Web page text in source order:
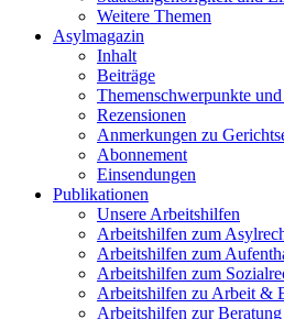
Weitere Themen
Asylmagazin
Inhalt
Beiträge
Themenschwerpunkte
Rezensionen
Anmerkungen zu
Abonnement
Einsendungen
Publikationen
Unsere Arbeitshilfen
Arbeitshilfen zum
Arbeitshilfen zum
Arbeitshilfen zum
Arbeitshilfen zu Arbeit &
Arbeitshilfen zur